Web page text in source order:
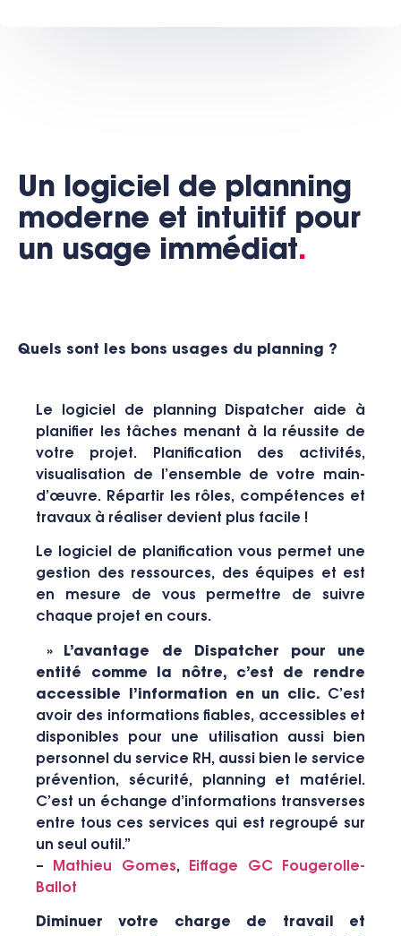
Un logiciel de planning
moderne et intuitif pour
un usage immédiat.
Quels sont les bons usages du planning ?
Le logiciel de planning Dispatcher aide à
planifier les tâches menant à la réussite de
votre projet. Planification des activités,
visualisation de l’ensemble de votre main-
d’œuvre. Répartir les rôles, compétences et
travaux à réaliser devient plus facile !
Le logiciel de planification vous permet une
gestion des ressources, des équipes et est
en mesure de vous permettre de suivre
chaque projet en cours.
»
L’avantage de Dispatcher pour une
entité comme la nôtre, c’est de rendre
accessible l’information en un clic. C’est
avoir des informations fiables, accessibles et
disponibles pour une utilisation aussi bien
personnel du service RH, aussi bien le service
prévention, sécurité, planning et matériel.
C’est un échange d’informations transverses
entre tous ces services qui est regroupé sur
un seul outil.”
–
Mathieu Gomes,
Eiffage GC Fougerolle-
Ballot
Diminuer votre charge de travail et